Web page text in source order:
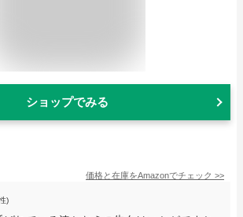
ショップでみる
価格と在庫をAmazonでチェック >>
)